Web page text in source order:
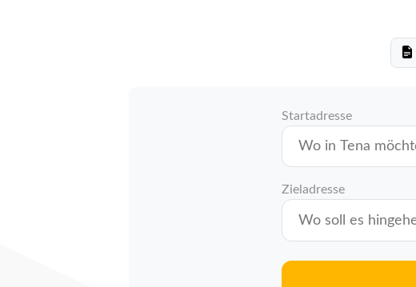
Startadresse
Zieladresse